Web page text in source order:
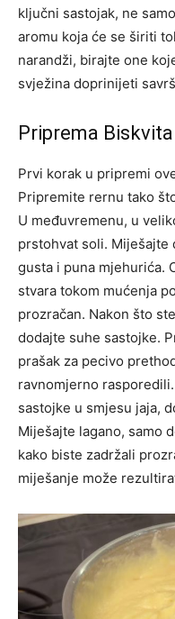
ključni sastojak, ne
aromu koja će se širiti
narandži, birajte one
svježina doprinijeti
Priprema Biskvita
Prvi korak u pripremi
Pripremite rernu tako
U međuvremenu, u
prstohvat soli. Miješajte
gusta i puna mjehurića.
stvara tokom mućenja
prozračan. Nakon što
dodajte suhe sastojke.
prašak za pecivo
ravnomjerno
sastojke u smjesu jaja,
Miješajte lagano, samo
kako biste zadržali
miješanje može